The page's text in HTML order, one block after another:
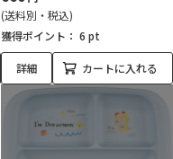
(送料別・税込)
獲得ポイント： 6 pt
詳細 カートに入れる